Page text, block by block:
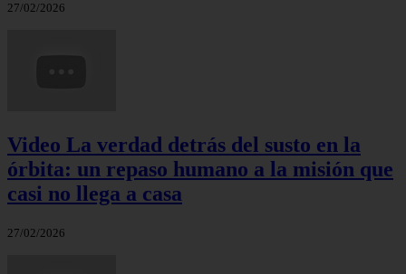
27/02/2026
Video La verdad detrás del susto en la
órbita: un repaso humano a la misión que
casi no llega a casa
27/02/2026